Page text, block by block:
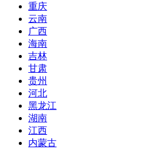
重庆
云南
广西
海南
吉林
甘肃
贵州
河北
黑龙江
湖南
江西
内蒙古